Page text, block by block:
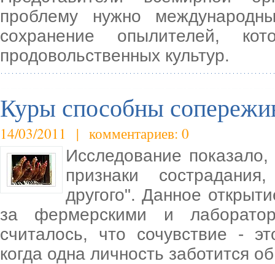
проблему нужно
сохранение опылителей,
продовольственных культур.
Куры способны
14/03/2011 | комментариев: 0
Исследование
признаки
другого". Данное
за фермерскими и
считалось, что сочувствие -
когда одна личность заботится